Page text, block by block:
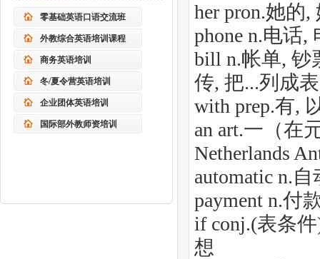
her pron.她的,
phone n.电话,
bill n.帐单, 钞
传, 把...列成
with prep.有,
an art.一（在
Netherlands
automatic n.
payment n.付
if conj.(表条
想
零基础英语口语交流班
外教综合英语培训课程
商务英语培训
冬/夏令营英语培训
企业团体英语培训
国际部外教师资培训